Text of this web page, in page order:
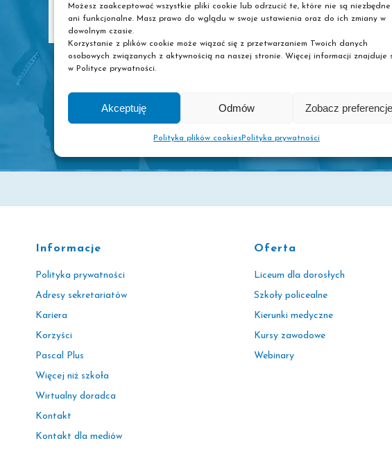
Możesz zaakceptować wszystkie pliki cookie lub odrzucić te, które nie są niezbędne
ani funkcjonalne. Masz prawo do wglądu w swoje ustawienia oraz do ich zmiany w
dowolnym czasie.
Korzystanie z plików cookie może wiązać się z przetwarzaniem Twoich danych
osobowych związanych z aktywnością na naszej stronie. Więcej informacji znajduje
w Polityce prywatności.
Akceptuję Odmów Zobacz preferencje
Polityka plików cookiesPolityka prywatności
Informacje
Polityka prywatności
Adresy sekretariatów
Kariera
Korzyści
Pascal Plus
Więcej niż szkoła
Wirtualny doradca
Kontakt
Kontakt dla mediów
Oferta
Liceum dla dorosłych
Szkoły policealne
Kierunki medyczne
Kursy zawodowe
Webinary